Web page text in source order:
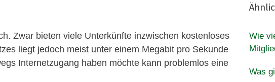
Zwar bieten viele Unterkünfte inzwischen kostenloses
liegt jedoch meist unter einem Megabit pro Sekunde
Internetzugang haben möchte kann problemlos eine
Wie
Was